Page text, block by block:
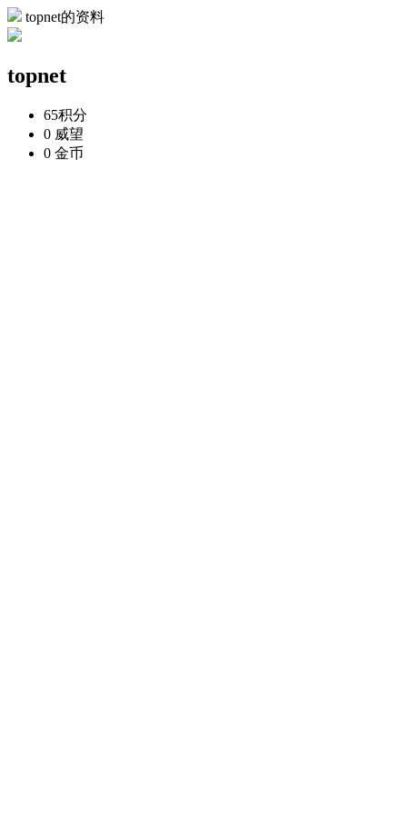
topnet的资料
topnet
65积分
0 威望
0 金币